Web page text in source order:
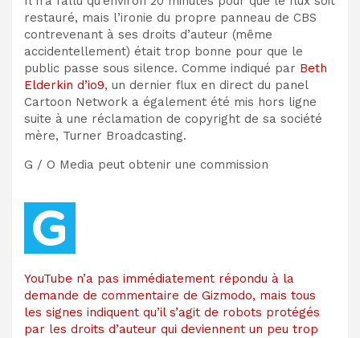
restauré, mais l’ironie du propre panneau de CBS
contrevenant à ses droits d’auteur (même
accidentellement) était trop bonne pour que le
public passe sous silence. Comme indiqué par Beth
Elderkin d’io9, un dernier flux en direct du panel
Cartoon Network a également été mis hors ligne
suite à une réclamation de copyright de sa société
mère, Turner Broadcasting.
G / O Media peut obtenir une commission
YouTube n’a pas immédiatement répondu à la
demande de commentaire de Gizmodo, mais tous
les signes indiquent qu’il s’agit de robots protégés
par les droits d’auteur qui deviennent un peu trop